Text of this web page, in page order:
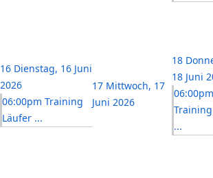
16 Dienstag, 16 Juni
2026
06:00pm Training
Läufer ...
17 Mittwoch, 17
Juni 2026
18
18 Juni
06:00pm
...